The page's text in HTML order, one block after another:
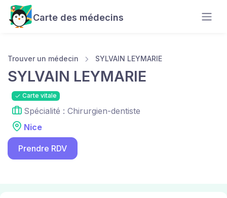
Carte des médecins
Trouver un médecin SYLVAIN LEYMARIE
SYLVAIN LEYMARIE
Carte vitale
Spécialité : Chirurgien-dentiste
Nice
Prendre RDV